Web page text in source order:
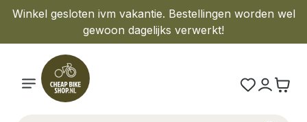
Winkel gesloten ivm vakantie. Bestellingen worden wel
gewoon dagelijks verwerkt!